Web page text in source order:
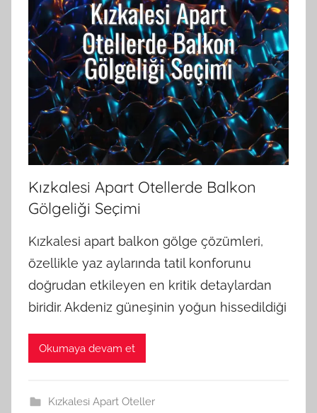
Kızkalesi Apart Otellerde Balkon
Gölgeliği Seçimi
Kızkalesi apart balkon gölge çözümleri,
özellikle yaz aylarında tatil konforunu
doğrudan etkileyen en kritik detaylardan
biridir. Akdeniz güneşinin yoğun hissedildiği
Okumaya devam et
Kızkalesi Apart Oteller